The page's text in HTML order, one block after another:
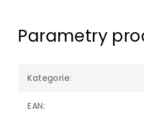
Parametry
Kategorie:
EAN: